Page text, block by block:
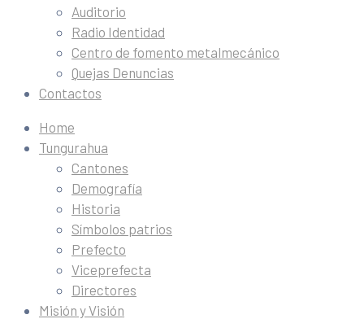
Auditorio
Radio Identidad
Centro de fomento metalmecánico
Quejas Denuncias
Contactos
Home
Tungurahua
Cantones
Demografía
Historia
Símbolos patrios
Prefecto
Viceprefecta
Directores
Misión y Visión